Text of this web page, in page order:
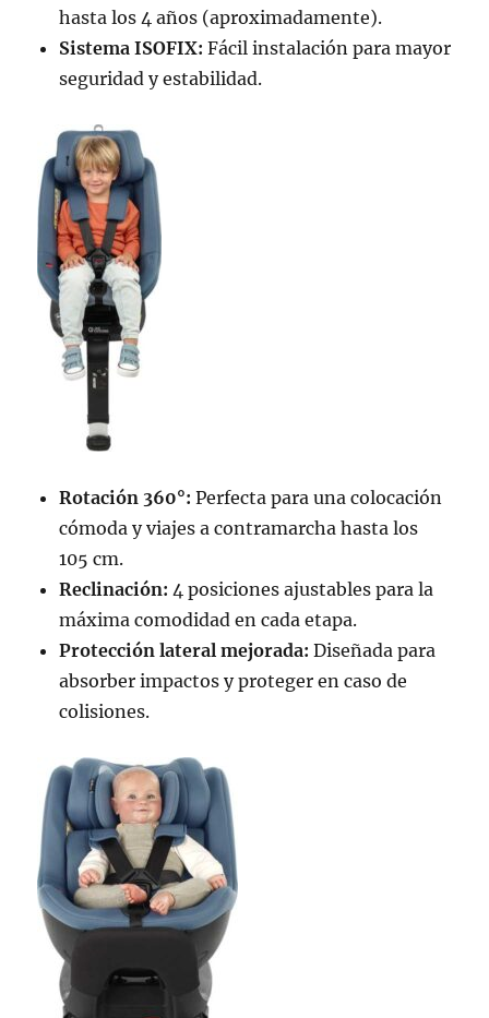
hasta los 4 años (aproximadamente).
Sistema ISOFIX: Fácil instalación para mayor
seguridad y estabilidad.
Rotación 360°: Perfecta para una colocación
cómoda y viajes a contramarcha hasta los
105 cm.
Reclinación: 4 posiciones ajustables para la
máxima comodidad en cada etapa.
Protección lateral mejorada: Diseñada para
absorber impactos y proteger en caso de
colisiones.